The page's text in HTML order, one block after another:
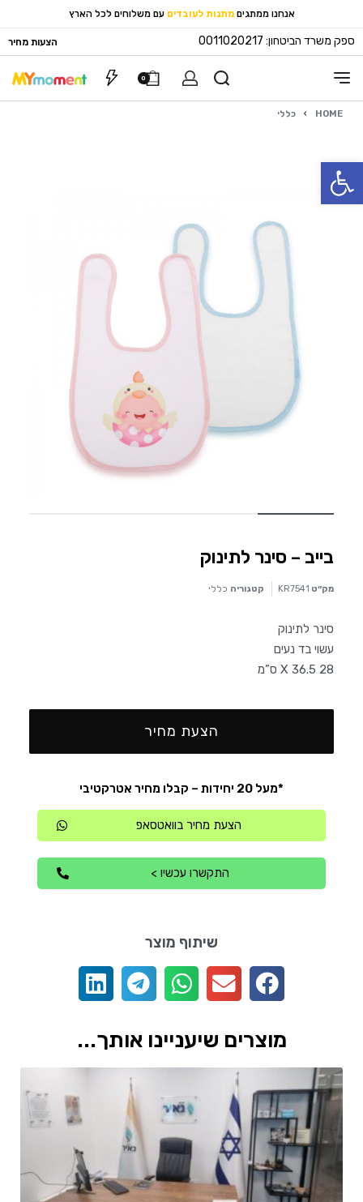
פתח סרגל נגישות
אנחנו ממתגים מתנות לעובדים עם משלוחים לכל הארץ
ספק משרד הביטחון: 0011020217 הצעות מחיר
0
HOME
› כללי
בייב – סינר לתינוק
מק״ט KR7541 קטגוריה כללי
סינר לתינוק
עשוי בד נעים
28 X 36.5 ס”מ
הצעת מחיר
*מעל 20 יחידות – קבלו מחיר אטרקטיבי
הצעת מחיר בוואטסאפ
התקשרו עכשיו >
שיתוף מוצר
מוצרים שיעניינו אותך...